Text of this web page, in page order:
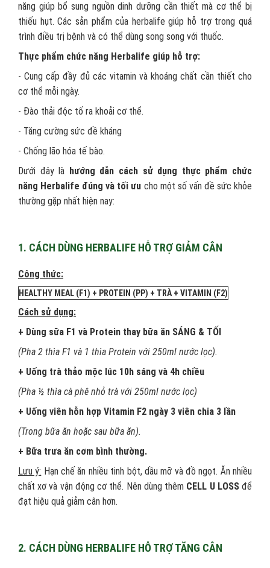
năng giúp bổ sung nguồn dinh dưỡng cần thiết mà cơ thể bị
thiếu hụt. Các sản phẩm của herbalife giúp hỗ trợ trong quá
trình điều trị bệnh và có thể dùng song song với thuốc.
Thực phẩm chức năng Herbalife giúp hỗ trợ:
- Cung cấp đầy đủ các vitamin và khoáng chất cần thiết cho
cơ thể mỗi ngày.
- Đào thải độc tố ra khoải cơ thể.
- Tăng cường sức đề kháng
- Chống lão hóa tế bào.
Dưới đây là hướng dẫn cách sử dụng thực phẩm chức
năng Herbalife đúng và tối ưu cho một số vấn đề sức khỏe
thường gặp nhất hiện nay:
1. CÁCH DÙNG HERBALIFE HỖ TRỢ GIẢM CÂN
Công thức:
HEALTHY MEAL (F1) + PROTEIN (PP) + TRÀ + VITAMIN (F2)
Cách sử dụng:
+ Dùng sữa F1 và Protein thay bữa ăn SÁNG & TỐI
(Pha 2 thìa F1 và 1 thìa Protein với 250ml nước lọc).
+ Uống trà thảo mộc lúc 10h sáng và 4h chiều
(Pha ½ thìa cà phê nhỏ trà với 250ml nước lọc)
+ Uống viên hỗn hợp Vitamin F2 ngày 3 viên chia 3 lần
(Trong bữa ăn hoặc sau bữa ăn).
+ Bữa trưa ăn cơm bình thường.
Lưu ý: Hạn chế ăn nhiều tinh bột, dầu mỡ và đồ ngọt. Ăn nhiều
chất xơ và vận động cơ thể. Nên dùng thêm CELL U LOSSđể
đạt hiệu quả giảm cân hơn.
2. CÁCH DÙNG HERBALIFE HỖ TRỢ TĂNG CÂN